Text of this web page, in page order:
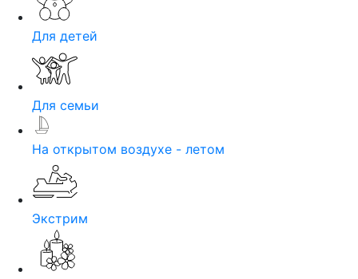
Для детей
Для семьи
На открытом воздухе - летом
Экстрим